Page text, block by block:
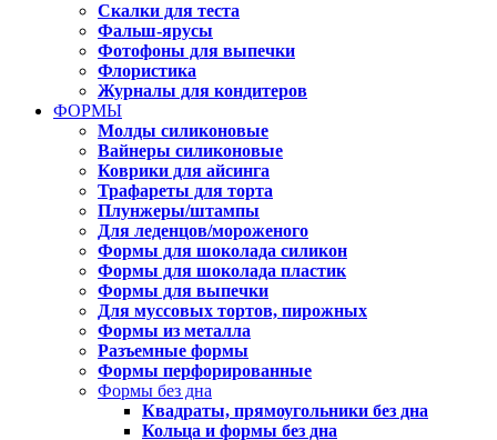
Скалки для теста
Фальш-ярусы
Фотофоны для выпечки
Флористика
Журналы для кондитеров
ФОРМЫ
Молды силиконовые
Вайнеры силиконовые
Коврики для айсинга
Трафареты для торта
Плунжеры/штампы
Для леденцов/мороженого
Формы для шоколада силикон
Формы для шоколада пластик
Формы для выпечки
Для муссовых тортов, пирожных
Формы из металла
Разъемные формы
Формы перфорированные
Формы без дна
Квадраты, прямоугольники без дна
Кольца и формы без дна